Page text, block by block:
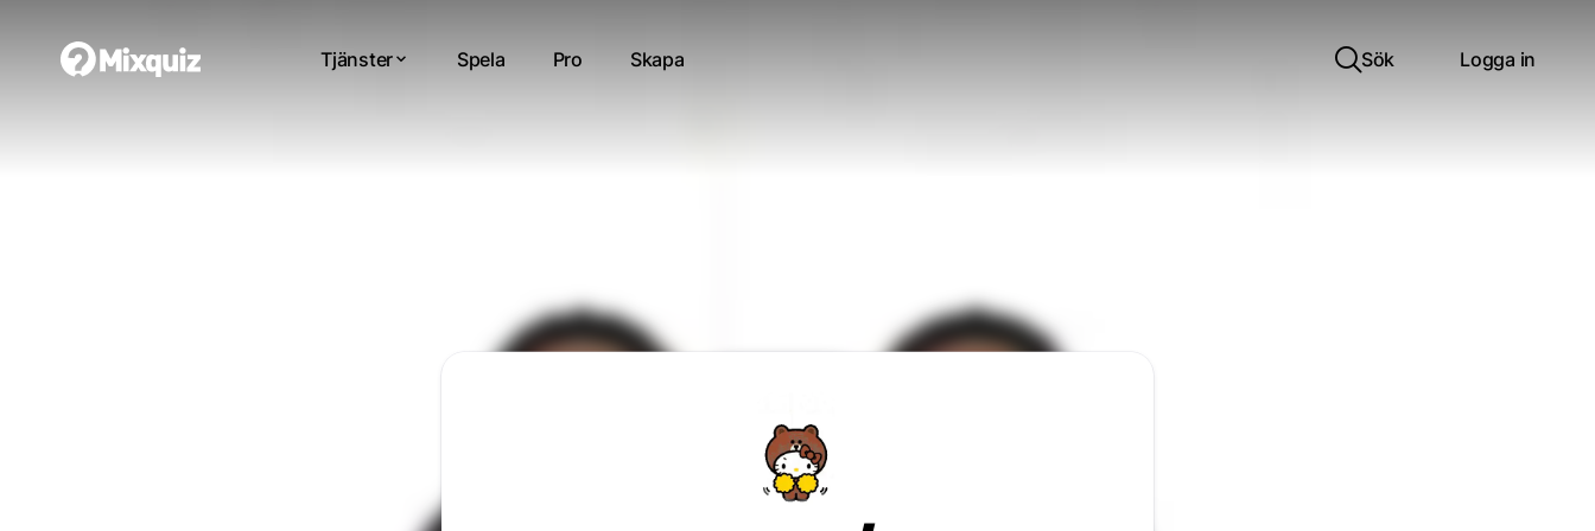
Tjänster Spela Pro Skapa Sök Logga in